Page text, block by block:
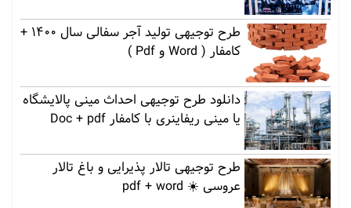
طرح توجیهی تولید آجر سفالی سال 1400 +
کامفار ( Word و Pdf )
دانلود طرح توجیهی احداث مینی پالایشگاه
یا مینی ریفاینری با کامفار Doc + pdf
طرح توجیهی تالار پذیرایی و باغ تالار
عروسی ☀️ pdf + word